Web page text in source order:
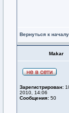
Вернуться к началу
Makar
Зарегистрирован:
2010, 14:06
Сообщения: 50